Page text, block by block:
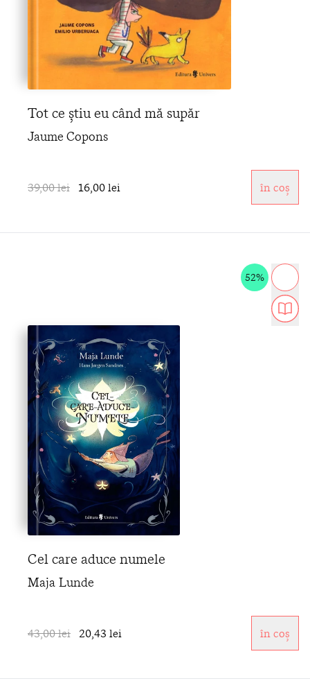
Tot ce știu eu când mă supăr
Jaume Copons
39,00 lei 16,00 lei în coș
52%
Cel care aduce numele
Maja Lunde
43,00 lei 20,43 lei în coș